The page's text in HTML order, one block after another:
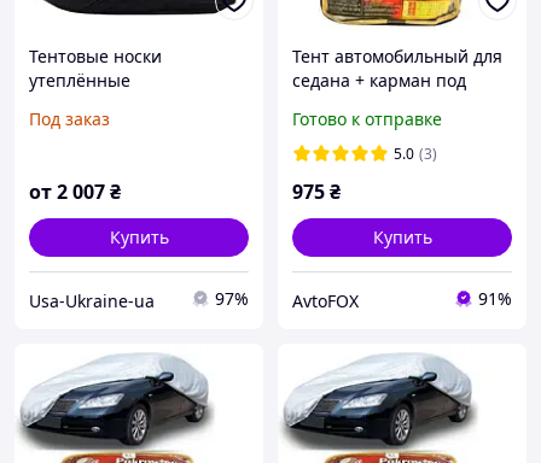
Тентовые носки
утеплённые
Под заказ
от2 007₴
Купить
Usa-Ukraine-ua 97%
Тент автомобильный для
седана + карман под
432х165х120 Milex СС0912
Готово к отправке
5.0 (3)
975₴
Купить
AvtoFOX 91%